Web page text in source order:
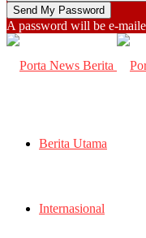
A password will be e-
Berita Utama
Internasional